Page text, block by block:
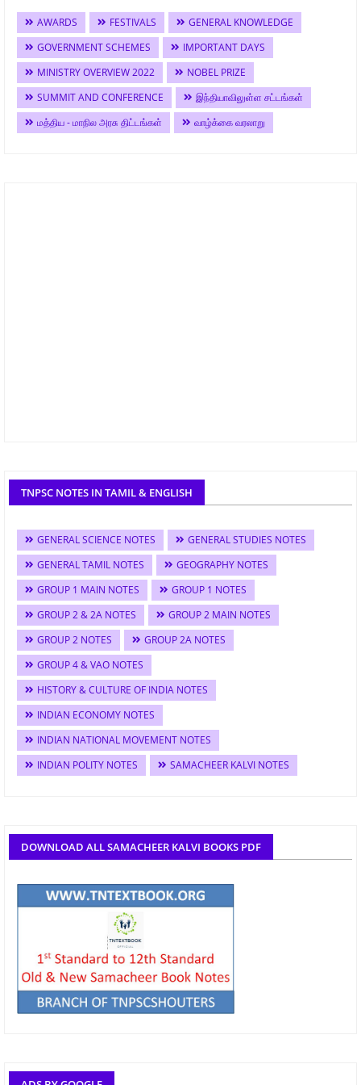
AWARDS FESTIVALS
GENERAL KNOWLEDGE
GOVERNMENT SCHEMES
IMPORTANT DAYS
MINISTRY OVERVIEW 2022
NOBEL PRIZE
SUMMIT AND CONFERENCE
இந்தியாவிலுள்ள சட்டங்கள்
மத்திய - மாநில அரசு திட்டங்கள்
வாழ்க்கை வரலாறு
TNPSC NOTES IN TAMIL & ENGLISH
GENERAL SCIENCE NOTES
GENERAL STUDIES NOTES
GENERAL TAMIL NOTES
GEOGRAPHY NOTES
GROUP 1 MAIN NOTES
GROUP 1 NOTES
GROUP 2 & 2A NOTES
GROUP 2 MAIN NOTES
GROUP 2 NOTES
GROUP 2A NOTES
GROUP 4 & VAO NOTES
HISTORY & CULTURE OF INDIA NOTES
INDIAN ECONOMY NOTES
INDIAN NATIONAL MOVEMENT NOTES
INDIAN POLITY NOTES
SAMACHEER KALVI NOTES
DOWNLOAD ALL SAMACHEER KALVI BOOKS PDF